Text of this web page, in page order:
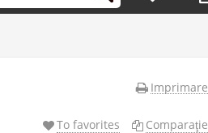
Imprimare
To favorites Comparaţie